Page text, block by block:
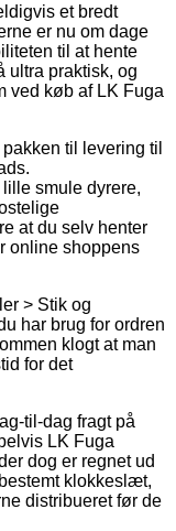
et bredt
er nu om dage
til at hente
ultra praktisk, og
ved køb af LK Fuga
til levering til
smule dyrere,
at du selv henter
online shoppens
> Stik og
har brug for ordren
klogt at man
for det
til-dag fragt på
LK Fuga
dog er regnet ud
klokkeslæt,
distribueret før de